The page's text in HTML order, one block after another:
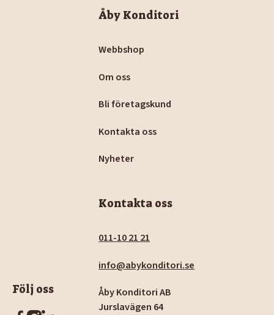
Följ oss
Åby Konditori
Webbshop
Om oss
Bli företagskund
Kontakta oss
Nyheter
Kontakta oss
011-10 21 21
info@abykonditori.se
Åby Konditori AB
Jurslavägen 64